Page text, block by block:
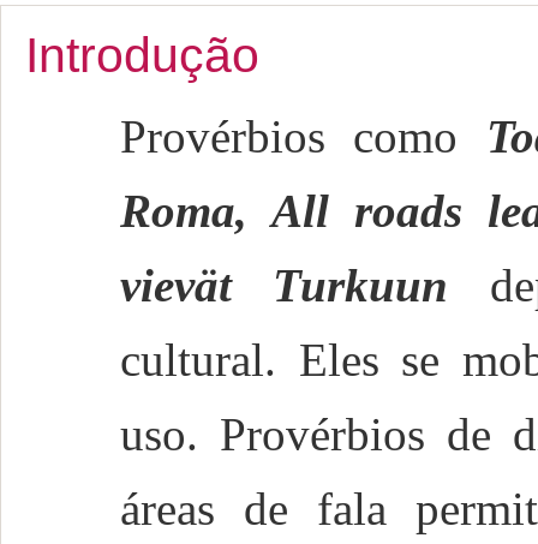
Introdução
Provérbios como
Roma, All roads
vievät Turkuun
cultural. Eles se
uso. Provérbios de
áreas de fala